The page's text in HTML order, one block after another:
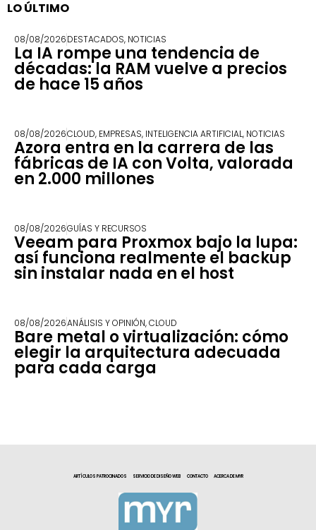
LO ÚLTIMO
08/08/2026DESTACADOS, NOTICIAS
La IA rompe una tendencia de
décadas: la RAM vuelve a precios
de hace 15 años
08/08/2026CLOUD, EMPRESAS, INTELIGENCIA ARTIFICIAL, NOTICIAS
Azora entra en la carrera de las
fábricas de IA con Volta, valorada
en 2.000 millones
08/08/2026GUÍAS Y RECURSOS
Veeam para Proxmox bajo la lupa:
así funciona realmente el backup
sin instalar nada en el host
08/08/2026ANÁLISIS Y OPINIÓN,CLOUD
Bare metal o virtualización: cómo
elegir la arquitectura adecuada
para cada carga
ARTÍCULOS PATROCINADOS SERVICIO DE DISEÑO WEB CONTACTO ACERCA DE MYR